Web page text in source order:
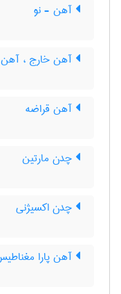
آهن - نو
آهن خارج ، آهن
آهن قراضه
چدن مارتین
چدن اکسیژنی
آهن پارا